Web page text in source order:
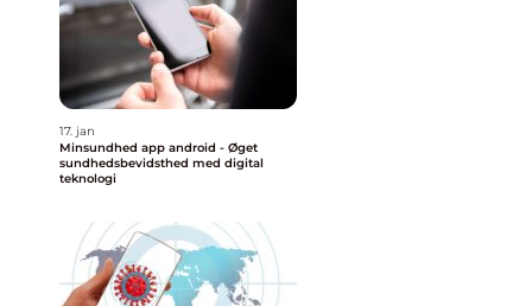
17. jan
Minsundhed app android - Øget
sundhedsbevidsthed med digital
teknologi